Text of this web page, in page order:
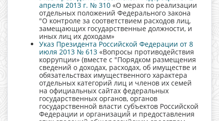
апреля 2013 г. № 310 «О мерах по реализации
отдельных положений Федерального закона
"О контроле за соответствием расходов лиц,
замещающих государственные должности, и
иных лиц их доходам»
Указ Президента Российской Федерации от 8
июля 2013 № 613 «Вопросы противодействия
коррупции» (вместе с "Порядком размещения
сведений о доходах, расходах, об имуществе и
обязательствах имущественного характера
отдельных категорий лиц и членов их семей
на официальных сайтах федеральных
государственных органов, органов
государственной власти субъектов Российской
Федерации и организаций и предоставления